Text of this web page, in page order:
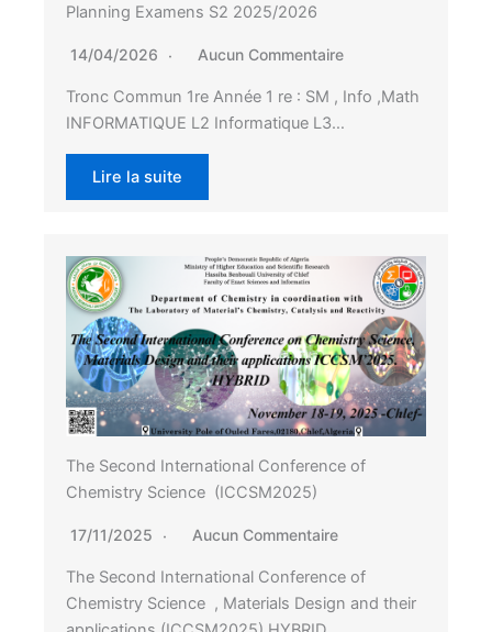
Planning Examens S2 2025/2026
14/04/2026 Aucun Commentaire
Tronc Commun 1re Année 1 re : SM , Info ,Math
INFORMATIQUE L2 Informatique L3…
Lire la suite
The Second International Conference of
Chemistry Science (ICCSM2025)
17/11/2025 Aucun Commentaire
The Second International Conference of
Chemistry Science , Materials Design and their